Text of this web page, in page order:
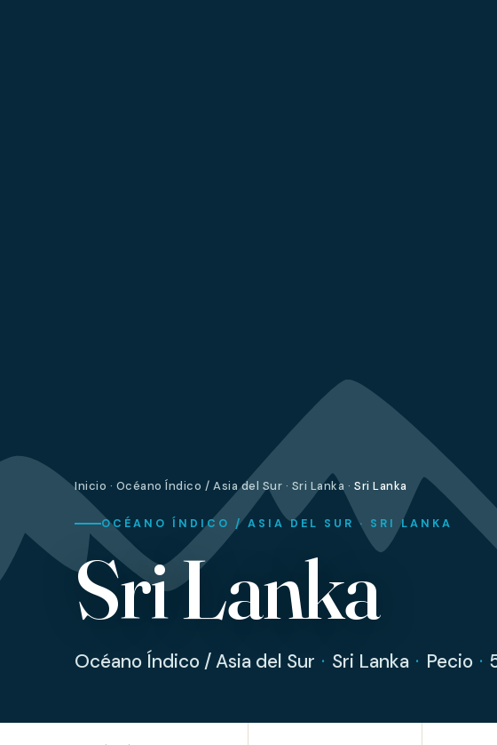
Inicio · Océano Índico / Asia del Sur · Sri Lanka ·Sri Lanka
OCÉANO ÍNDICO / ASIA DEL SUR · SRI LANKA
Sri Lanka
Océano Índico / Asia del Sur · Sri Lanka · Pecio ·